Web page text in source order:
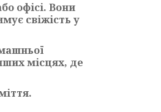
офісі. Вони
свіжість у
місцях, де